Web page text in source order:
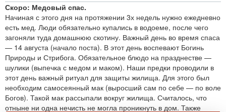
Скоро: Медовый спас.
Начиная с этого дня на протяжении 3х недель нужно ежедневно
есть мед. Люди обязательно купались в водоеме, после чего
загоняли туда домашнюю скотину. Важный день во время спаса
— 14 августа (начало поста). В этот день воспевают Богинь
Природы и Стрибога. Обязательное блюдо на празднестве —
шулики (выпечка с медом и маком). Наши предки проводили в
этот день важный ритуал для защиты жилища. Для этого был
необходим самосеянный мак (выросший сам по себе — по воле
Богов). Такой мак рассыпали вокруг жилища. Считалось, что
отныне ни одна нечисть не могла проникнуть в дом. Также